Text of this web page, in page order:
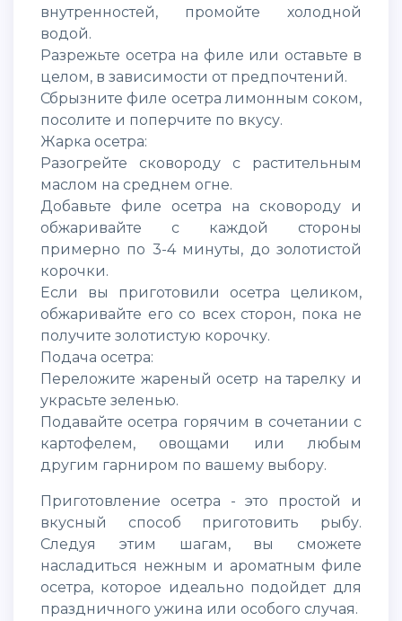
внутренностей, промойте холодной
водой.
Разрежьте осетра на филе или оставьте в
целом, в зависимости от предпочтений.
Сбрызните филе осетра лимонным соком,
посолите и поперчите по вкусу.
Жарка осетра:
Разогрейте сковороду с растительным
маслом на среднем огне.
Добавьте филе осетра на сковороду и
обжаривайте с каждой стороны
примерно по 3-4 минуты, до золотистой
корочки.
Если вы приготовили осетра целиком,
обжаривайте его со всех сторон, пока не
получите золотистую корочку.
Подача осетра:
Переложите жареный осетр на тарелку и
украсьте зеленью.
Подавайте осетра горячим в сочетании с
картофелем, овощами или любым
другим гарниром по вашему выбору.
Приготовление осетра - это простой и
вкусный способ приготовить рыбу.
Следуя этим шагам, вы сможете
насладиться нежным и ароматным филе
осетра, которое идеально подойдет для
праздничного ужина или особого случая.